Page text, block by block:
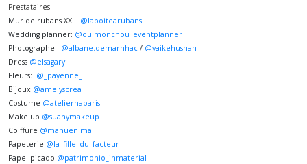
Prestataires :
Mur de rubans XXL: @laboitearubans
Wedding planner: @ouimonchou_eventplanner
Photographe: @albane.demarnhac / @vaikehushan
Dress @elsagary
Fleurs: @_payenne_
Bijoux @amelyscrea
Costume @ateliernaparis
Make up @suanymakeup
Coiffure @manuenima
Papeterie @la_fille_du_facteur
Papel picado @patrimonio_inmaterial